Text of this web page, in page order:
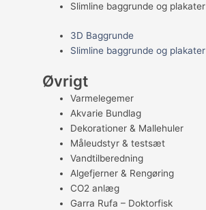
Slimline baggrunde og plakater
3D Baggrunde
Slimline baggrunde og plakater
Øvrigt
Varmelegemer
Akvarie Bundlag
Dekorationer & Mallehuler
Måleudstyr & testsæt
Vandtilberedning
Algefjerner & Rengøring
CO2 anlæg
Garra Rufa – Doktorfisk